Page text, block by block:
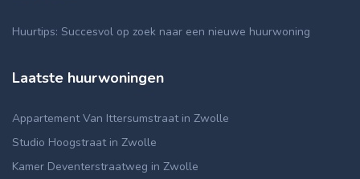
Huurtips: Succesvol op zoek naar een nieuwe huurwoning
Laatste huurwoningen
Appartement Van Ittersumstraat in Zwolle
Studio Hoogstraat in Zwolle
Kamer Deventerstraatweg in Zwolle